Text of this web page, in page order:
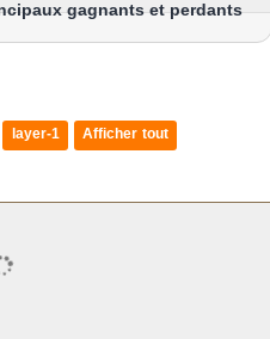
gagnants et perdants
layer-1 Afficher tout